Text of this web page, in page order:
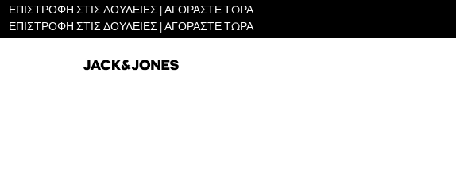
ΕΠΙΣΤΡΟΦΗ ΣΤΙΣ ΔΟΥΛΕΙΕΣ | ΑΓΟΡΑΣΤΕ ΤΩΡΑ
ΕΠΙΣΤΡΟΦΗ ΣΤΙΣ ΔΟΥΛΕΙΕΣ | ΑΓΟΡΑΣΤΕ ΤΩΡΑ